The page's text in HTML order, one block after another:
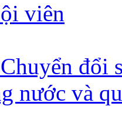
viên
đổi
nước và